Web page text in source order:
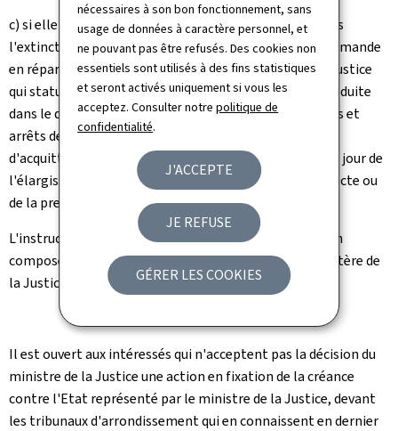
nécessaires à son bon fonctionnement, sans
usage de données à caractère personnel, et
ne pouvant pas être refusés. Des cookies non
essentiels sont utilisés à des fins statistiques
et seront activés uniquement si vous les
acceptez. Consulter notrepolitique de
confidentialité.
J'ACCEPTE
JE REFUSE
GÉRER LES COOKIES
c) si elle a été arrêtée ou maintenue en détention après
l'extinction de l'action publique par prescription. La demande
en réparation est introduite auprès du ministre de la Justice
qui statue dans les six mois. La demande doit être introduite
dans le délai d'un an à compter du jour des ordonnances et
arrêts de non-lieu ou à compter du jour où la décision
d'acquittement est devenue définitive ou à compter du jour de
l'élargissement dans le cas de la mise hors cause indirecte ou
de la prescription de l'action publique.
L'instruction de la demande se fait par une commission
composée d'un magistrat, d'un fonctionnaire du ministère de
la Justice et d'un membre de l'Ordre des avocats.
Il est ouvert aux intéressés qui n'acceptent pas la décision du
ministre de la Justice une action en fixation de la créance
contre l'Etat représenté par le ministre de la Justice, devant
les tribunaux d'arrondissement qui en connaissent en dernier